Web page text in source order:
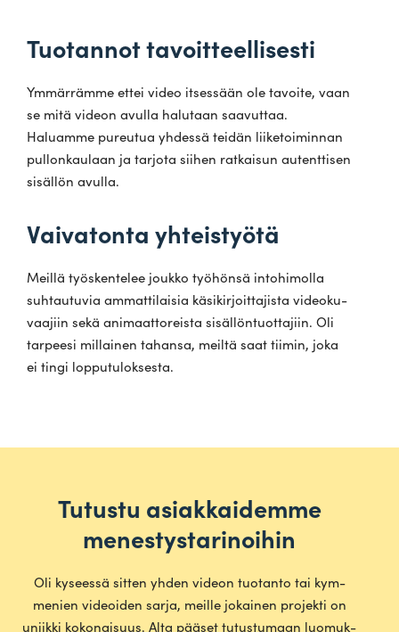
Tuotannot tavoitteellisesti
Ymmär­rämme ettei video itsessään ole tavoite, vaan
se mitä videon avulla halutaan saa­vuttaa.
Haluamme pureutua yhdessä teidän lii­ke­toi­minnan
pul­lon­kaulaan ja tarjota siihen rat­kaisun autent­tisen
sisällön avulla.
Vaivatonta yhteistyötä
Meillä työs­ken­telee joukko työ­hönsä into­hi­molla
suh­tau­tuvia ammat­ti­laisia käsi­kir­joit­ta­jista video­ku­
vaajiin sekä ani­maat­to­reista sisäl­lön­tuot­tajiin. Oli
tar­peesi mil­lainen tahansa, meiltä saat tiimin, joka
ei tingi lopputuloksesta.
Tutustu asiakkaidemme
menestystarinoihin
Oli kyseessä sitten yhden videon tuo­tanto tai kym­
menien videoiden sarja, meille jokainen pro­jekti on
uniikki koko­naisuus. Alta pääset tutus­tumaan luo­muk­